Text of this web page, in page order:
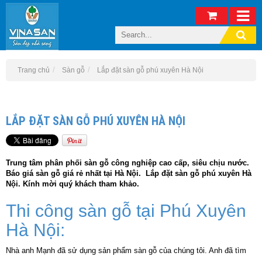
Trang chủ Sàn gỗ Lắp đặt sàn gỗ phú xuyên Hà Nội
LẮP ĐẶT SÀN GỖ PHÚ XUYÊN HÀ NỘI
Trung tâm phân phối sàn gỗ công nghiệp cao cấp, siêu chịu nước.
Báo giá sàn gỗ giá rẻ nhất tại Hà Nội. Lắp đặt sàn gỗ phú xuyên Hà
Nội. Kính mời quý khách tham khảo.
Thi công sàn gỗ tại Phú Xuyên
Hà Nội:
Nhà anh Mạnh đã sử dụng sản phẩm sàn gỗ của chúng tôi. Anh đã tìm